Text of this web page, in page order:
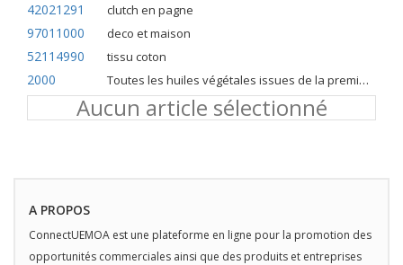
42021291 clutch en pagne
97011000 deco et maison
52114990 tissu coton
2000 Toutes les huiles végétales issues de la première pression à froid
Aucun article sélectionné
A PROPOS
ConnectUEMOA est une plateforme en ligne pour la promotion des
opportunités commerciales ainsi que des produits et entreprises